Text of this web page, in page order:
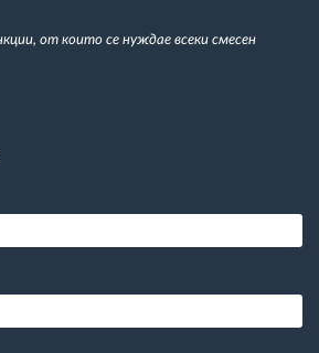
от които се нуждае всеки смесен